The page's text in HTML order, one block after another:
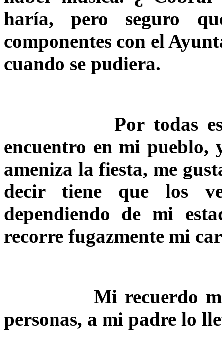
haría, pero seguro
componentes con el
cuando se pudiera.
Por todas estas
encuentro en mi pueblo,
ameniza la fiesta, me
decir tiene que los
dependiendo de mi
recorre fugazmente mi
Mi recuerdo más
personas, a mi padre